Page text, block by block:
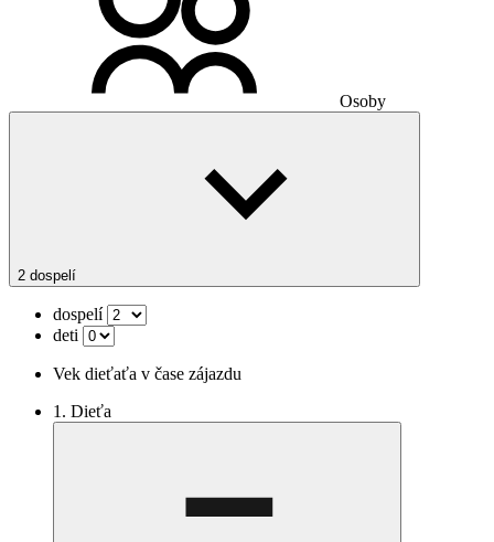
Osoby
2 dospelí
dospelí
deti
Vek dieťaťa v čase zájazdu
1. Dieťa